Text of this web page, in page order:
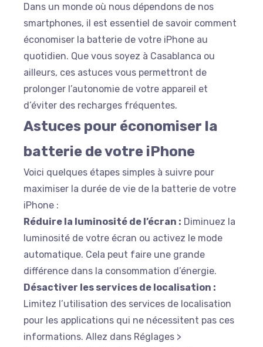
Dans un monde où nous dépendons de nos
smartphones, il est essentiel de savoir comment
économiser la batterie de votre iPhone au
quotidien. Que vous soyez à Casablanca ou
ailleurs, ces astuces vous permettront de
prolonger l’autonomie de votre appareil et
d’éviter des recharges fréquentes.
Astuces pour économiser la
batterie de votre iPhone
Voici quelques étapes simples à suivre pour
maximiser la durée de vie de la batterie de votre
iPhone :
Réduire la luminosité de l’écran : Diminuez la
luminosité de votre écran ou activez le mode
automatique. Cela peut faire une grande
différence dans la consommation d’énergie.
Désactiver les services de localisation :
Limitez l’utilisation des services de localisation
pour les applications qui ne nécessitent pas ces
informations. Allez dans Réglages >